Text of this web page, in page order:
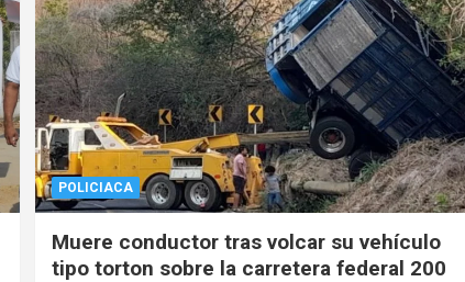
POLICIACA
Muere conductor tras volcar su vehículo
tipo torton sobre la carretera federal 200